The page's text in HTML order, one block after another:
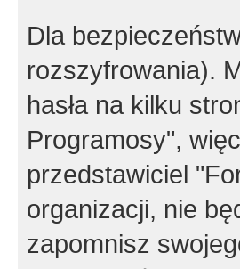
Dla
rozszyfrowania).
hasła na kilku
Programosy",
przedstawiciel
organizacji, nie
zapomnisz